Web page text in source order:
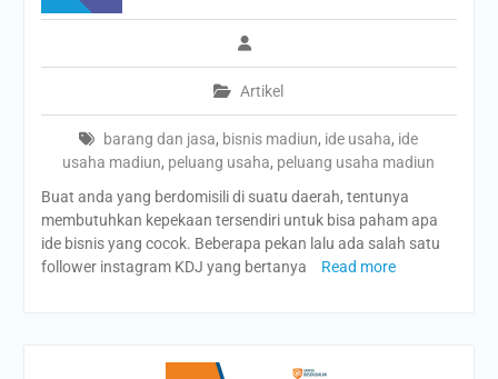
Artikel
barang dan jasa, bisnis madiun, ide usaha, ide
usaha madiun, peluang usaha, peluang usaha madiun
Buat anda yang berdomisili di suatu daerah, tentunya
membutuhkan kepekaan tersendiri untuk bisa paham apa
ide bisnis yang cocok. Beberapa pekan lalu ada salah satu
follower instagram KDJ yang bertanya
Read more